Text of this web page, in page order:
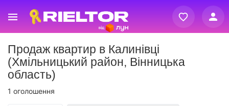
Вхід
Продаж квартир в Калинівці
(Хмільницький район, Вінницька
область)
1 оголошення